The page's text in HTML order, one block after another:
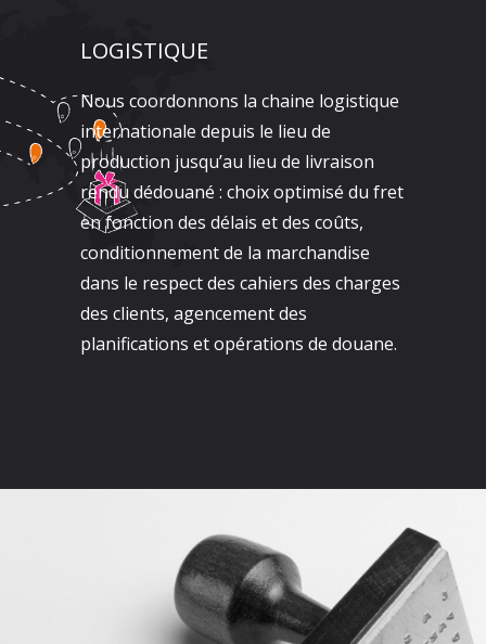
LOGISTIQUE
Nous coordonnons la chaine logistique
internationale depuis le lieu de
production jusqu’au lieu de livraison
rendu dédouané : choix optimisé du fret
en fonction des délais et des coûts,
conditionnement de la marchandise
dans le respect des cahiers des charges
des clients, agencement des
planifications et opérations de douane.